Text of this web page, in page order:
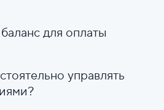
для оплаты
управлять